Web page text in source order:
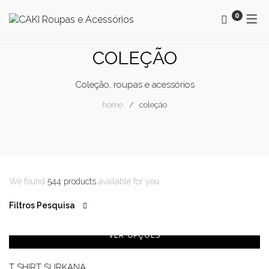
OUTONO / INVERNO
0
COLEÇÃO
Coleção, roupas e acessórios
home coleção
We found 544 products available for you
Filtros Pesquisa
VER OPÇÕES